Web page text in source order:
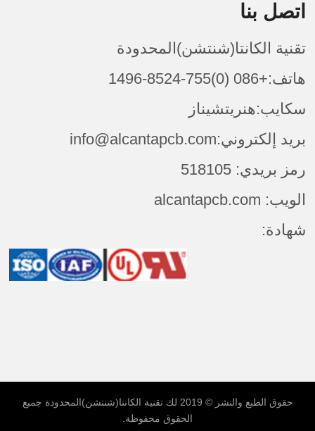
اتصل بنا
تقنية الكانتا(شنتشن)المحدودة
هاتف:+086 (0)755-8524-1496
سكايب:هنريتشيناز
بريد إلكتروني:info@alcantapcb.com
رمز بريدي: 518105
الويب: alcantapcb.com
شهادة:
حقوق الطبع والنشر © 2019 لك تقنية الكانتا(شنتشن)المحدودة جميع
الحقوق محفوظة.